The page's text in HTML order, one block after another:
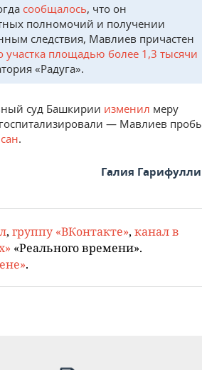
сообщалось, что он
полномочий и получении
следствия, Мавлиев причастен
площадью более 1,3 тысячи
«Радуга».
суд Башкирии изменил меру
— Мавлиев
.
Галия
, группу «ВКонтакте», канал в
«Реального времени».
.